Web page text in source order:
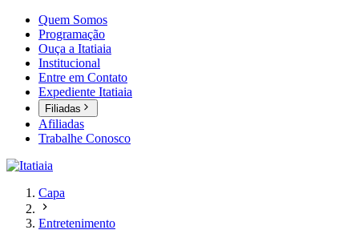
Quem Somos
Programação
Ouça a Itatiaia
Institucional
Entre em Contato
Expediente Itatiaia
Filiadas
Afiliadas
Trabalhe Conosco
Capa
Entretenimento